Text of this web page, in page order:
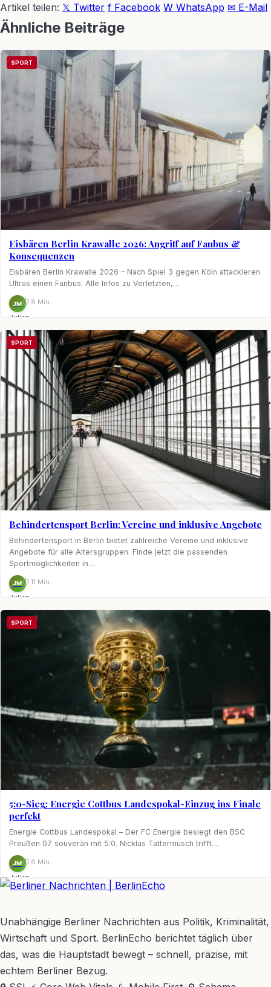
Artikel teilen: 𝕏 Twitter f Facebook W WhatsApp ✉ E-Mail
Ähnliche Beiträge
SPORT
Eisbären Berlin Krawalle 2026: Angriff auf Fanbus &
Konsequenzen
Eisbären Berlin Krawalle 2026 – Nach Spiel 3 gegen Köln attackieren
Ultras einen Fanbus. Alle Infos zu Verletzten,…
JM
Julian
Möhring
⏱ 8 Min.
SPORT
Behindertensport Berlin: Vereine und inklusive Angebote
Behindertensport in Berlin bietet zahlreiche Vereine und inklusive
Angebote für alle Altersgruppen. Finde jetzt die passenden
Sportmöglichkeiten in…
JM
Julian
⏱ 11 Min.
SPORT
5:0-Sieg: Energie Cottbus Landespokal-Einzug ins Finale
perfekt
Energie Cottbus Landespokal – Der FC Energie besiegt den BSC
Preußen 07 souverän mit 5:0. Nicklas Tattermusch trifft…
JM
Julian
Möhring
⏱ 6 Min.
Unabhängige Berliner Nachrichten aus Politik, Kriminalität,
Wirtschaft und Sport. BerlinEcho berichtet täglich über
das, was die Hauptstadt bewegt – schnell, präzise, mit
echtem Berliner Bezug.